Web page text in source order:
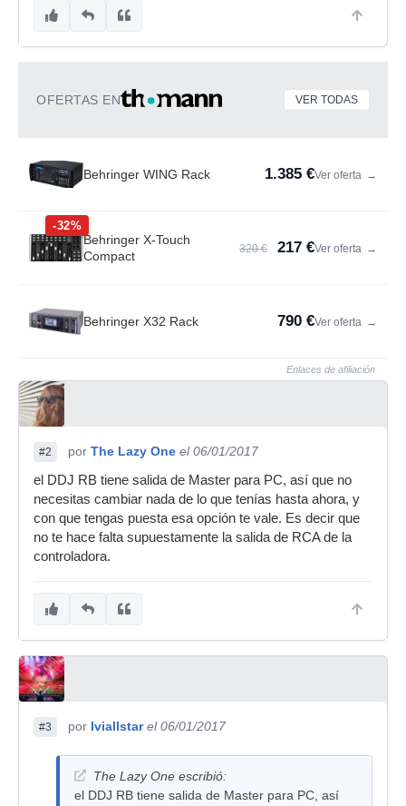
OFERTAS EN VER TODAS
Behringer WING Rack 1.385 €Ver oferta →
-32%
Behringer X-Touch
Compact
320 € 217 €Ver oferta →
Behringer X32 Rack 790 €Ver oferta →
Enlaces de afiliación
#2 por The Lazy One el 06/01/2017
el DDJ RB tiene salida de Master para PC, así que no
necesitas cambiar nada de lo que tenías hasta ahora, y
con que tengas puesta esa opción te vale. Es decir que
no te hace falta supuestamente la salida de RCA de la
controladora.
#3 por Iviallstar el 06/01/2017
The Lazy One escribió:
el DDJ RB tiene salida de Master para PC, así